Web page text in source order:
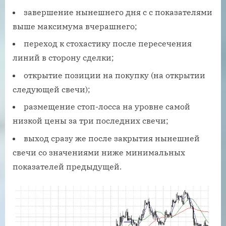
завершение нынешнего дня с с показателями
выше максимума вчерашнего;
переход к стохастику после пересечения
линий в сторону сделки;
открытие позиции на покупку (на открытии
следующей свечи);
размещение стоп-лосса на уровне самой
низкой цены за три последних свечи;
выход сразу же после закрытия нынешней
свечи со значениями ниже минимальных
показателей предыдущей.